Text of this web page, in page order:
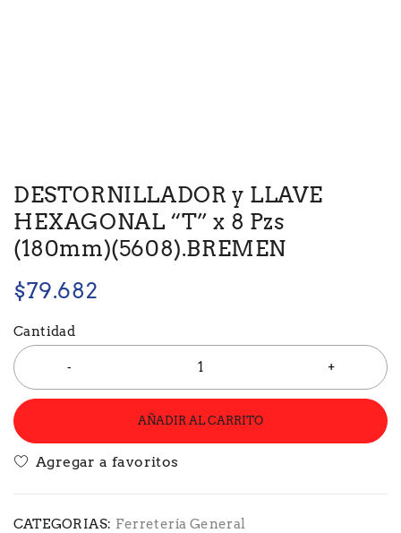
DESTORNILLADOR y LLAVE
HEXAGONAL “T” x 8 Pzs
(180mm)(5608).BREMEN
$79.682
Cantidad
AÑADIR AL CARRITO
CATEGORIAS: Ferretería General